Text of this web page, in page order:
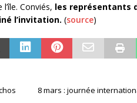
1er MAI 2024
ACTUALITÉ
] CGT LBP Deuxième syndicat de
l’île. Conviés, les représentants
l’invitation. (source)
8 mars : journée